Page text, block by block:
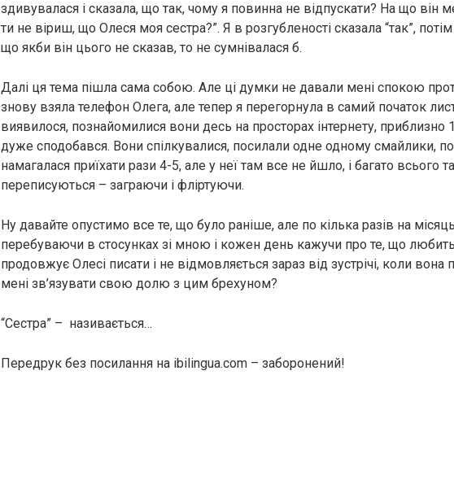
здивувалася і сказала, що так, чому я повинна не відпускати? На що він
ти не віриш, що Олеся моя сестра?”. Я в розгубленості сказала “так”, потім
що якби він цього не сказав, то не сумнівалася б.
Далі ця тема пішла сама собою. Але ці думки не давали мені спокою
знову взяла телефон Олега, але тепер я перегорнула в самий початок
виявилося, познайомилися вони десь на просторах інтернету, приблизно
дуже сподобався. Вони спілкувалися, посилали одне одному смайлики,
намагалася приїхати рази 4-5, але у неї там все не йшло, і багато всього
переписуються – заграючи і фліртуючи.
Ну давайте опустимо все те, що було раніше, але по кілька разів на
перебуваючи в стосунках зі мною і кожен день кажучи про те, що
продовжує Олесі писати і не відмовляється зараз від зустрічі, коли вона
мені зв’язувати свою долю з цим брехуном?
“Сестра” – називається…
Передрук без посилання на ibilingua.com – заборонений!